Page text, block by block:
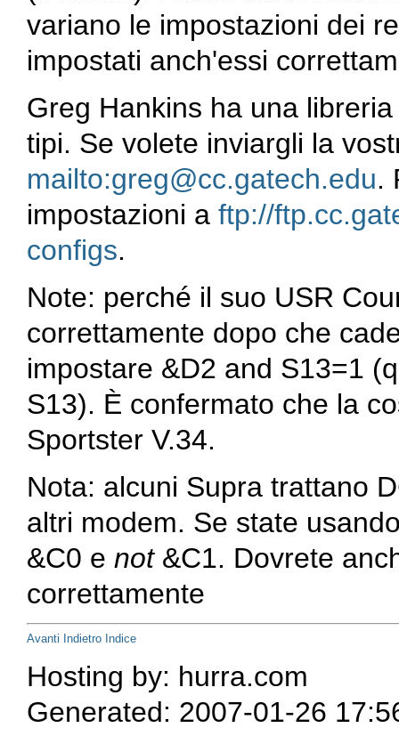
variano le impostazioni dei
impostati anch'essi
Greg Hankins ha una
tipi. Se volete inviargli la
mailto:greg@cc.gatech.edu.
impostazioni a ftp://
configs.
Note: perché il suo USR
correttamente dopo che
impostare &D2 and S13=1
S13). È confermato che la
Sportster V.34.
Nota: alcuni Supra trattano
altri modem. Se state
&C0 e not &C1. Dovrete
correttamente
Avanti Indietro Indice
Hosting by: hurra.com
Generated: 2007-01-26